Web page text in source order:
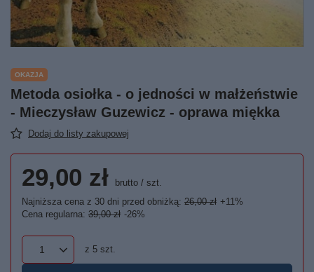
OKAZJA
Metoda osiołka - o jedności w małżeństwie
- Mieczysław Guzewicz - oprawa miękka
Dodaj do listy zakupowej
29,00 zł brutto / szt.
Najniższa cena z 30 dni przed obniżką: 26,00 zł +11%
Cena regularna: 39,00 zł -26%
z 5 szt.